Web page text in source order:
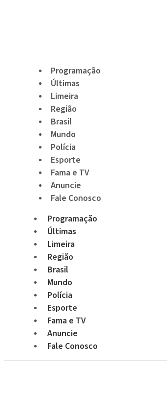
Programação
Últimas
Limeira
Região
Brasil
Mundo
Polícia
Esporte
Fama e TV
Anuncie
Fale Conosco
Programação
Últimas
Limeira
Região
Brasil
Mundo
Polícia
Esporte
Fama e TV
Anuncie
Fale Conosco